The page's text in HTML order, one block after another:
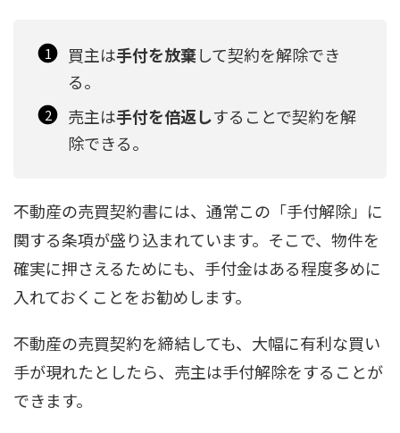
買主は手付を放棄して契約を解除でき
る。
売主は手付を倍返しすることで契約を解
除できる。
不動産の売買契約書には、通常この「手付解除」に
関する条項が盛り込まれています。そこで、物件を
確実に押さえるためにも、手付金はある程度多めに
入れておくことをお勧めします。
不動産の売買契約を締結しても、大幅に有利な買い
手が現れたとしたら、売主は手付解除をすることが
できます。